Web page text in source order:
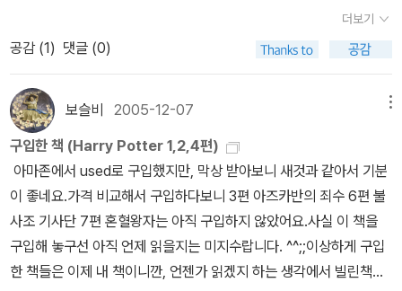
쉽게 그림과 설명이 수럭되어 있어서 번역서도 충분히 원서 만큼 좋
은것 같아요. 조금 더 인기가 있었다면 합본으로 성인판이 나왔을테
앞서 '트와일라잇' 시리즈를 적어서그런지 '퍼시잭슨'이 '트와일라
잇'에 많이 밀리네요. ㅎㅎ 42~54. Harry Potter 시리
즈 해리포터 그렇게 인기가 있을때 읽지 않다가, 영화로 만들어지
면서 한글로 먼저 읽게 된 시리즈였어요. 영화 때문에 이미 번역서도
여러번 읽게 되면서 원서로 읽으면 어떨까?하는 마음에 읽기 시작한
시리즈랍니다. 이 책을 읽을때만해도 페이퍼백보다는 양장본을 선호
했던지라, 양장본으로 소장하고 있었는데 당시에는 시리즈가 출간될
때마다 전편들이 반값 세일을 해서 저렴하게 구매했던것 같아요. 암
떤 매력을 보여줄지 기대됩니다. 김윤석, 타짜와 즐거운 인생, 추격자
~ 그가 출연한 영화는 흥행에도 성공했으니 <황해>도 대박이 나지
않을까... 나니아 연대기도 방학마다 어린이와 청소년을 설레게 하는
영화임에 틀림없습니다.우리 아이들도 책을 읽고 영화가 나오는대로
다 봤으니까요.이번에 개봉한 <나니아 연대기 - 새벽출정호의 항해>
는 이미 책을 읽어서 어떻게 이야기가 시작되고 전개되는지 알지만,
그래도 영화에서만 맛볼 수 있는 매력은 무궁무진하리라 기대합니
다. 시놉시스를 보면... 신비한 5개의 섬, 사라진 7개의 마법 검...위
협적인 녹색 안개의 유혹에 얽힌 미스터리마법과 판타지로 가득한 진
짜 나니아 세상과 만나는 여행!! 페번시가 남매 중 에드먼드와 루시,
그리고 사촌 유스터스는 어느 날, 방에 걸려 있는 그림 속 바다에서 배
감자 넣고 닭볶음을 했더니~마치 어린 아기 음식 먹듯, 아주 아주 작
게 잘라서 먹는군요. 많이 먹지는 않지만 맛있게 잘 먹었다는 인사는
에서 책을 읽다가 잠들었네요. 체구가 작아서 그런지 진짜 귀여운 강
아지 같아요. 어머니는 44세, 아버지는 46세, 돌 지난 여동생이 하
나 있다는데, 우리 부부가 나이도 몇살 더 많으니 아들 하나 양자 들였
다 생각하고, 가족처럼 편안하게 한 일년 부대끼며 살면 ~~ 뭔가 답
이 나오겠지요? 광주에선 초등 한 곳, 고등학교 한 곳, 중학교 두 곳이
원어민 강사 지원받았더군요. 정말, 우리 아들이 복있는 녀석입니다.
작년에도 원어민 강사가 있어 일주일에 한번씩 수업 받았는데, 듣기
가 좋아진듯 녀석의 영어가 통하긴 하네요. 엄마는 단어 하나로 소통
구입했는데, 한번 읽어봐야겠어요.나니아 연대기.미국엔 연대기라는
말을 쓰는것을 좋아하나봐요.원서로 한번 읽어보고 싶었던 책입니다.
아직 읽어보지 못한 로알드 달의 작품들도 만나고 싶고요.
더보기
공감 (1) 댓글 (0)
보슬비 2005-12-07
구입한 책 (Harry Potter 1,2,4편)
아마존에서 used로 구입했지만, 막상 받아보니 새것과 같아서 기분
이 좋네요.가격 비교해서 구입하다보니 3편 아즈카반의 죄수 6편 불
사조 기사단 7편 혼혈왕자는 아직 구입하지 않았어요.사실 이 책을
구입해 놓구선 아직 언제 읽을지는 미지수랍니다. ^^;;이상하게 구입
한 책들은 이제 내 책이니깐, 언젠가 읽겠지 하는 생각에서 빌린책에